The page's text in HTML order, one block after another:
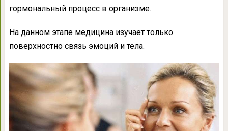
гормональный процесс в организме.
На данном этапе медицина изучает только
поверхностно связь эмоций и тела.